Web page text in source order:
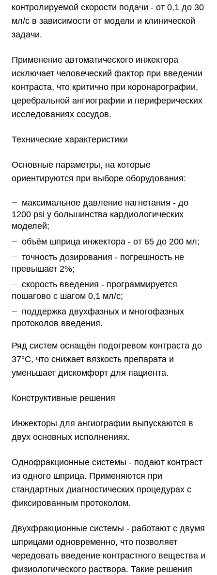
контролируемой скорости подачи - от 0,1 до 30
мл/с в зависимости от модели и клинической
задачи.
Применение автоматического инжектора
исключает человеческий фактор при введении
контраста, что критично при коронарографии,
церебральной ангиографии и периферических
исследованиях сосудов.
Технические характеристики
Основные параметры, на которые
ориентируются при выборе оборудования:
максимальное давление нагнетания - до
1200 psi у большинства кардиологических
моделей;
объём шприца инжектора - от 65 до 200 мл;
точность дозирования - погрешность не
превышает 2%;
скорость введения - программируется
пошагово с шагом 0,1 мл/с;
поддержка двухфазных и многофазных
протоколов введения.
Ряд систем оснащён подогревом контраста до
37°C, что снижает вязкость препарата и
уменьшает дискомфорт для пациента.
Конструктивные решения
Инжекторы для ангиографии выпускаются в
двух основных исполнениях.
Однофракционные системы - подают контраст
из одного шприца. Применяются при
стандартных диагностических процедурах с
фиксированным протоколом.
Двухфракционные системы - работают с двумя
шприцами одновременно, что позволяет
чередовать введение контрастного вещества и
физиологического раствора. Такие решения